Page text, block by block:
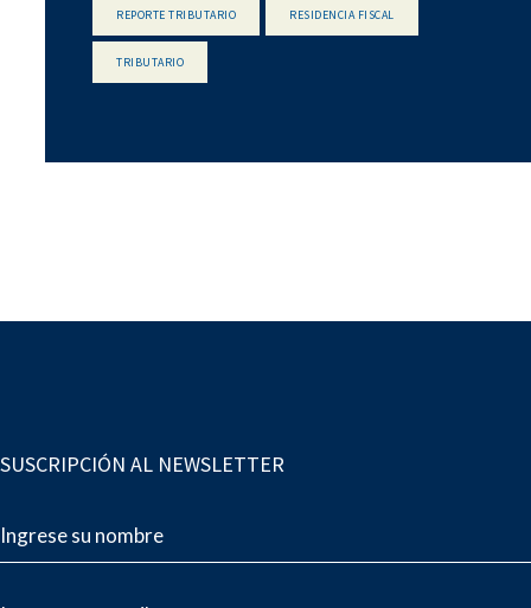
REPORTE TRIBUTARIO RESIDENCIA FISCAL
TRIBUTARIO
SUSCRIPCIÓN AL NEWSLETTER